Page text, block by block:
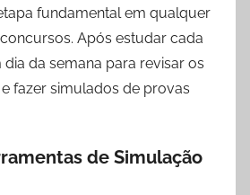
fundamental em qualquer
Após estudar cada
da semana para revisar os
fazer simulados de provas
de Simulação